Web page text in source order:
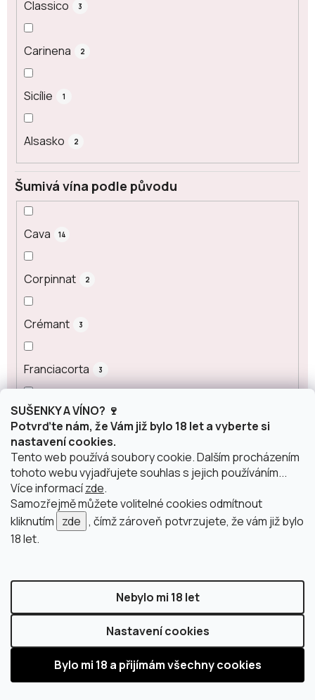
SUŠENKY A VÍNO? 🍷
Potvrďte nám, že Vám již bylo 18 let a vyberte si
nastavení cookies.
Tento web používá soubory cookie. Dalším procházením
tohoto webu vyjadřujete souhlas s jejich používáním...
Více informacízde.
Samozřejmě můžete volitelné cookies odmítnout
kliknutím zde , čímž zároveň potvrzujete, že vám již bylo
18 let.
Nebylo mi 18 let
Nastavení cookies
Classico 3
Carinena 2
Sicílie 1
Alsasko 2
Šumivá vína podle původu
Cava 14
Corpinnat 2
Crémant 3
Franciacorta 3
Champagne 15
Prosecco 26
Sekt 10
12,5 %